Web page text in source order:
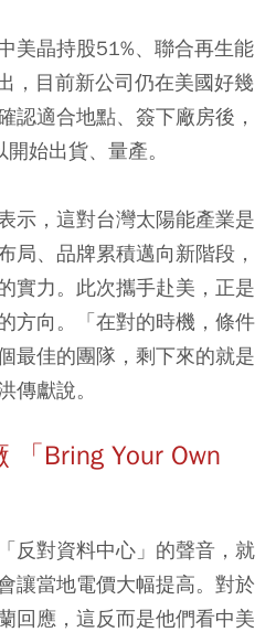
美晶持股51%、聯合再生能
，目前新公司仍在美國好幾
認適合地點、簽下廠房後，
始出貨、量產。
示，這對台灣太陽能產業是
局、品牌累積邁向新階段，
實力。此次攜手赴美，正是
方向。「在對的時機，條件
最佳的團隊，剩下來的就是
傳獻說。
「Bring Your Own
反對資料中心」的聲音，就
讓當地電價大幅提高。對於
回應，這反而是他們看中美